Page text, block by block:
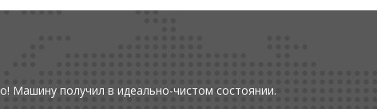
Машину получил в идеально-чистом состоянии.